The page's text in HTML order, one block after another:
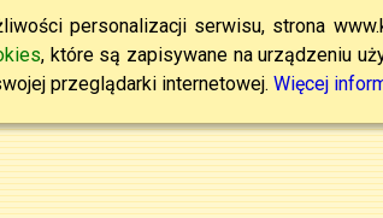
personalizacji serwisu, strona
, które są zapisywane na urządzeniu
przeglądarki internetowej. Więcej